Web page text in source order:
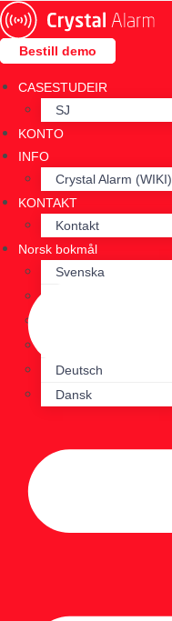
Skip
to
content
Bestill demo
CASESTUDEIR
SJ
KONTO
INFO
Crystal Alarm (WIKI)
KONTAKT
Kontakt
Norsk bokmål
Svenska
Deutsch
Dansk